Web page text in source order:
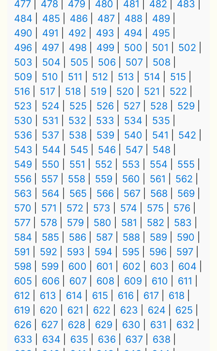
477 478 479 480 481 482
483
484
485 486 487 488
489
490
491 492 493 494
495
496
497 498 499 500 501
502
503
504 505 506 507
508
509
510 511 512 513 514
515
516
517 518 519 520 521
522
523
524 525 526 527 528
529
530
531 532 533 534
535
536
537 538 539 540 541
542
543
544 545 546 547
548
549
550 551 552 553 554
555
556
557 558 559 560 561
562
563
564 565 566 567 568
569
570
571 572 573 574 575
576
577
578 579 580 581 582
583
584
585 586 587 588 589
590
591
592 593 594 595 596
597
598
599 600 601 602 603
604
605
606 607 608 609 610
611
612
613 614 615 616 617
618
619
620 621 622 623 624
625
626
627 628 629 630 631
632
633
634 635 636 637
638